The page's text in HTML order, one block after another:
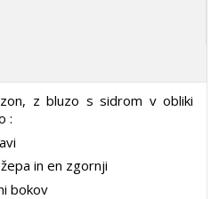
z bluzo s sidrom v obliki
:
in en zgornji
bokov